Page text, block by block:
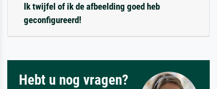
Ik twijfel of ik de afbeelding goed heb
geconfigureerd!
Hebt u nog vragen?